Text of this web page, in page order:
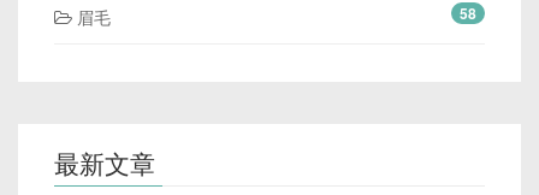
眉毛 58
最新文章